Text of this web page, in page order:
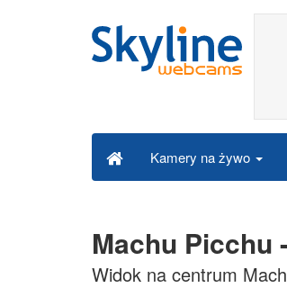
Kamery na żywo
Machu Picchu
Widok na centrum